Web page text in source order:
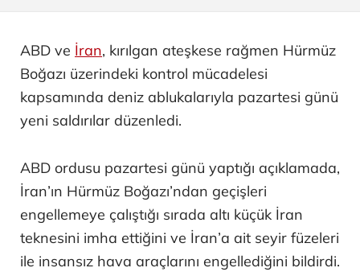
ABD ve İran, kırılgan ateşkese rağmen Hürmüz
Boğazı üzerindeki kontrol mücadelesi
kapsamında deniz ablukalarıyla pazartesi günü
yeni saldırılar düzenledi.
ABD ordusu pazartesi günü yaptığı açıklamada,
İran’ın Hürmüz Boğazı’ndan geçişleri
engellemeye çalıştığı sırada altı küçük İran
teknesini imha ettiğini ve İran’a ait seyir füzeleri
ile insansız hava araçlarını engellediğini bildirdi.